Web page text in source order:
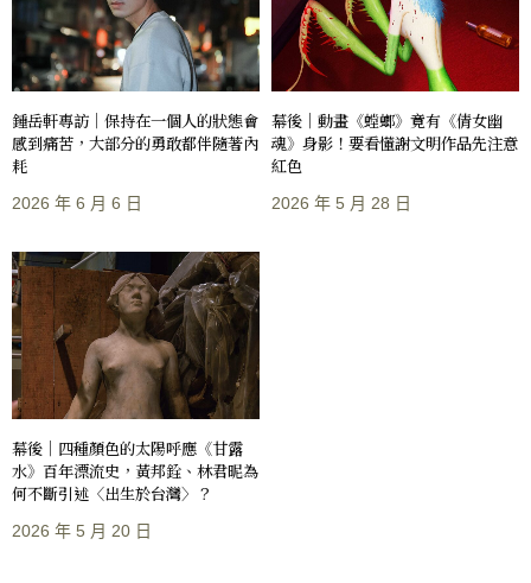
鍾岳軒專訪｜保持在一個人的狀態會
感到痛苦，大部分的勇敢都伴隨著內
耗
2026 年 6 月 6 日
幕後｜動畫《螳螂》竟有《倩女幽
魂》身影！要看懂謝文明作品先注意
紅色
2026 年 5 月 28 日
幕後｜四種顏色的太陽呼應《甘露
水》百年漂流史，黃邦銓、林君昵為
何不斷引述〈出生於台灣〉？
2026 年 5 月 20 日